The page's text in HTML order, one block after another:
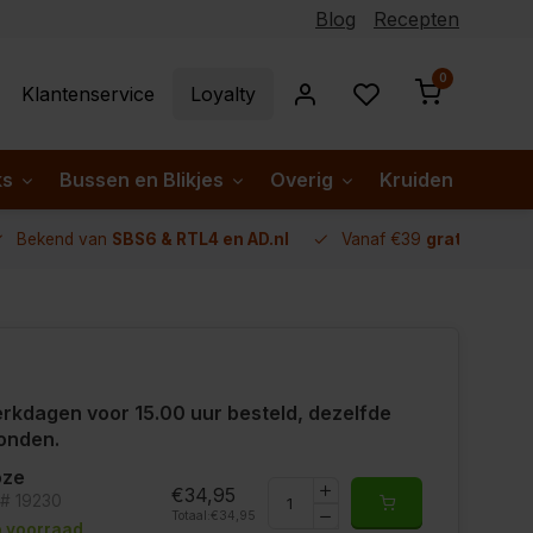
Blog Recepten
Klantenservice Loyalty
0
Bussen en Blikjes Overig Kruiden per
Bekend van SBS6 & RTL4 en AD.nl Vanaf €39 gratis
voor 15.00 uur besteld, dezelfde
19230
€34,95
Totaal: €34,95